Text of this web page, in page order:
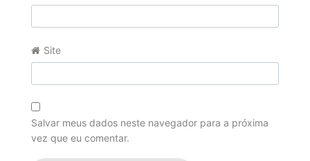
Site
Salvar meus dados neste navegador para a próxima
vez que eu comentar.